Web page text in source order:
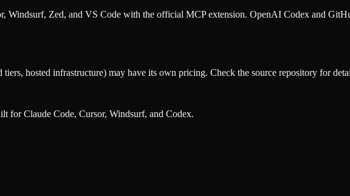
Zed, and VS Code with the official MCP extension. OpenAI Codex and
hosted infrastructure) may have its own pricing. Check the source repository for
for Claude Code, Cursor, Windsurf, and Codex.